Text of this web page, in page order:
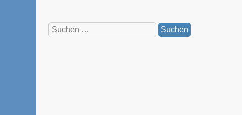
Suchen
nach: